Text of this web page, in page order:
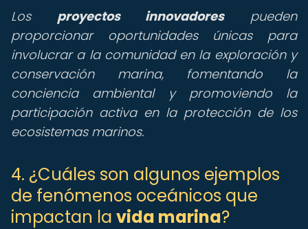
Los proyectos innovadorespueden
proporcionar oportunidades únicas para
involucrar a la comunidad en la exploración y
conservación marina, fomentando la
conciencia ambiental y promoviendo la
participación activa en la protección de los
ecosistemas marinos.
4. ¿Cuáles son algunos ejemplos
de fenómenos oceánicos que
impactan la vida marina?